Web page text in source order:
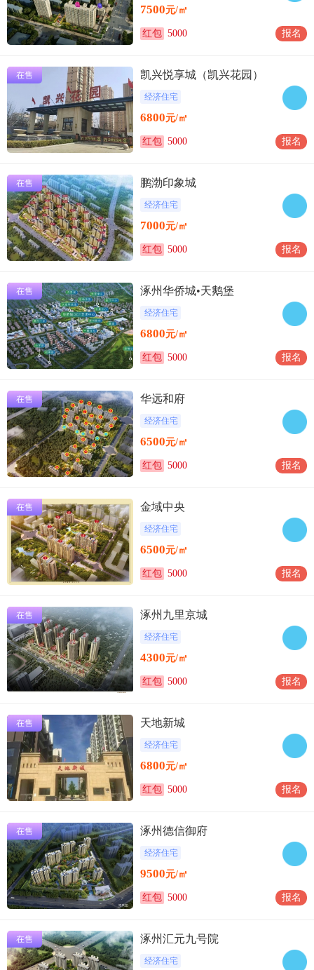
7500元/㎡
红包 5000 报名
在售 凯兴悦享城（凯兴花园）
经济住宅
6800元/㎡
红包 5000 报名
在售 鹏渤印象城
经济住宅
7000元/㎡
红包 5000 报名
在售 涿州华侨城•天鹅堡
经济住宅
6800元/㎡
红包 5000 报名
在售 华远和府
经济住宅
6500元/㎡
红包 5000 报名
在售 金域中央
经济住宅
6500元/㎡
红包 5000 报名
在售 涿州九里京城
经济住宅
4300元/㎡
红包 5000 报名
在售 天地新城
经济住宅
6800元/㎡
红包 5000 报名
在售 涿州德信御府
经济住宅
9500元/㎡
红包 5000 报名
在售 涿州汇元九号院
经济住宅